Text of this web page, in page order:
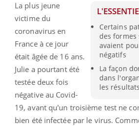
Certains
des formes
avaient
négatifs
La façon
dans
les
La plus jeune
victime du
coronavirus en
France à ce jour
était âgée de 16 ans.
Julie a pourtant été
testée deux fois
négative au Covid-
19, avant qu'un troisième test ne
bien été infectée par le virus.